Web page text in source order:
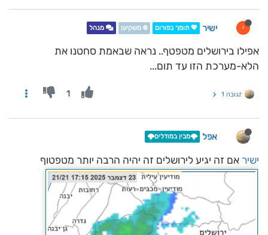
י ישיר 💖 תומך בפורום ❄️ משקיען מנהל
אפילו בירושלים מטפטף.. נראה שבאמת סחטנו את
הלא-מערכת הזו עד תום...
תגובה 1 1
אפל 🌩️מבין במודלים🌩️
ישיר אם זה יגיע לירושלים זה יהיה הרבה יותר מטפטוף